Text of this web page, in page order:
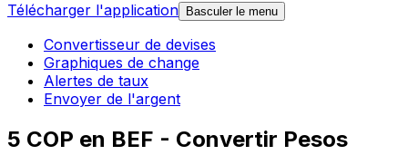
Télécharger l'application
Basculer le menu
Convertisseur de devises
Graphiques de change
Alertes de taux
Envoyer de l'argent
5 COP en BEF - Convertir Pesos